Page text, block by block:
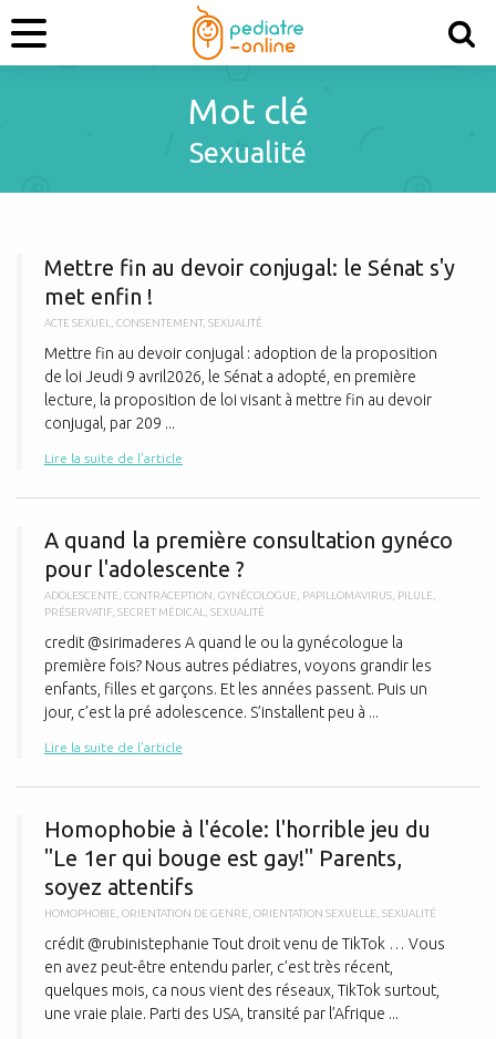
Mot clé
Sexualité
Mettre fin au devoir conjugal: le Sénat s'y
met enfin !
ACTE SEXUEL CONSENTEMENT, SEXUALITÉ
Mettre fin au devoir conjugal : adoption de la proposition
de loi Jeudi 9 avril2026, le Sénat a adopté, en première
lecture, la proposition de loi visant à mettre fin au devoir
conjugal, par 209 ...
Lire la suite de l'article
A quand la première consultation gynéco
pour l'adolescente ?
ADOLESCENTE CONTRACEPTION GYNÉCOLOGUE PAPILLOMAVIRUS PILULE
PRÉSERVATIF SECRET MÉDICAL SEXUALITÉ
credit @sirimaderes A quand le ou la gynécologue la
première fois? Nous autres pédiatres, voyons grandir les
enfants, filles et garçons. Et les années passent. Puis un
jour, c’est la pré adolescence. S’installent peu à ...
Lire la suite de l'article
Homophobie à l'école: l'horrible jeu du
"Le 1er qui bouge est gay!" Parents,
soyez attentifs
HOMOPHOBIE ORIENTATION DE GENRE ORIENTATION SEXUELLE SEXUALITÉ
crédit @rubinistephanie Tout droit venu de TikTok … Vous
en avez peut-être entendu parler, c’est très récent,
quelques mois, ca nous vient des réseaux, TikTok surtout,
une vraie plaie. Parti des USA, transité par l’Afrique ...